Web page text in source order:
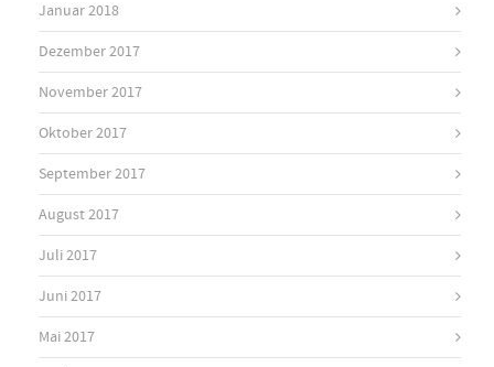
Januar 2018
Dezember 2017
November 2017
Oktober 2017
September 2017
August 2017
Juli 2017
Juni 2017
Mai 2017